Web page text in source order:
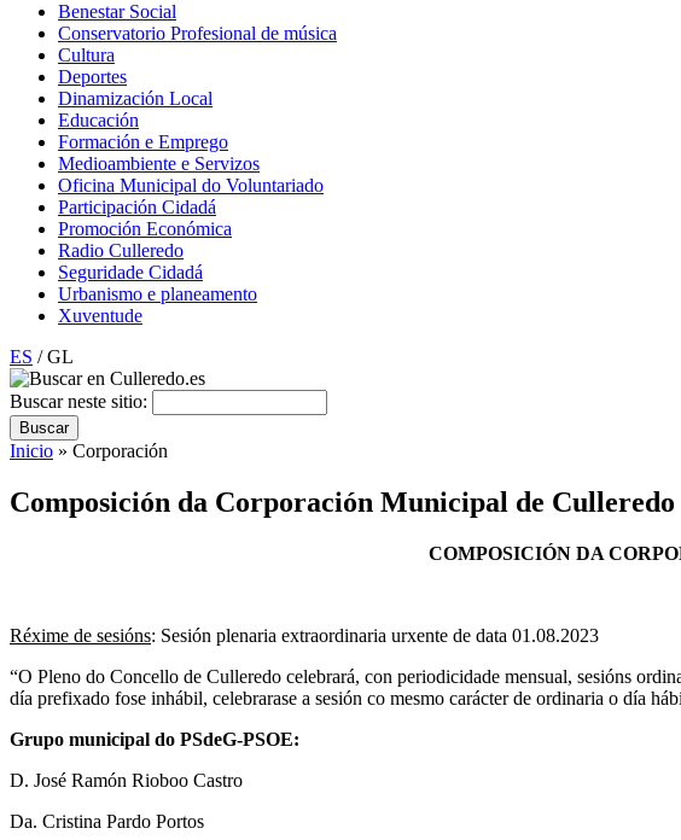
Benestar Social
Conservatorio Profesional de música
Cultura
Deportes
Dinamización Local
Educación
Formación e Emprego
Medioambiente e Servizos
Oficina Municipal do Voluntariado
Participación Cidadá
Promoción Económica
Radio Culleredo
Seguridade Cidadá
Urbanismo e planeamento
Xuventude
ES / GL
Buscar neste sitio:
Inicio » Corporación
Composición da Corporación Municipal de Culleredo
COMPOSICIÓN DA
Réxime de sesións: Sesión plenaria extraordinaria urxente de data 01.08.2023
“O Pleno do Concello de Culleredo celebrará, con periodicidade mensual, sesións
día prefixado fose inhábil, celebrarase a sesión co mesmo carácter de ordinaria o día
Grupo municipal do PSdeG-PSOE:
D. José Ramón Rioboo Castro
Da. Cristina Pardo Portos